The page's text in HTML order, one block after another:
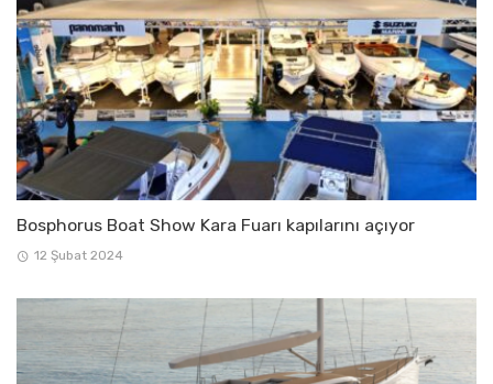
Bosphorus Boat Show Kara Fuarı kapılarını açıyor
12 Şubat 2024